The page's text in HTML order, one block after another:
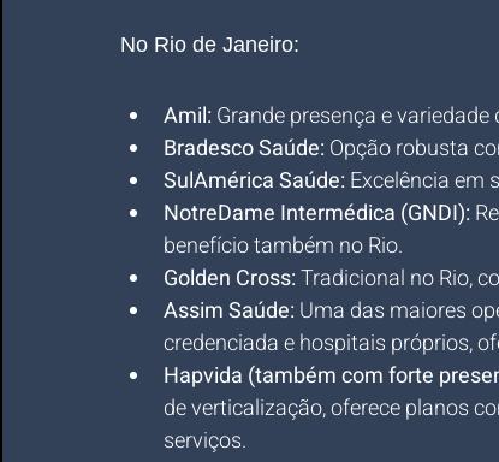
No Rio de Janeiro:
Amil: Grande presença e
Bradesco Saúde: Opção robusta
SulAmérica Saúde: Excelência em
NotreDame Intermédica (GNDI):
benefício também no Rio.
Golden Cross: Tradicional no Rio,
Assim Saúde: Uma das maiores
credenciada e hospitais próprios,
Hapvida (também com forte
de verticalização, oferece planos
serviços.